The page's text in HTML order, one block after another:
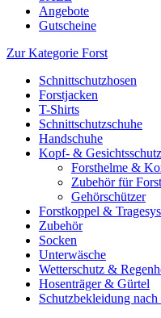
Angebote
Gutscheine
Zur Kategorie Forst
Schnittschutzhosen
Forstjacken
T-Shirts
Schnittschutzschuhe
Handschuhe
Kopf- & Gesichtsschutz
Forsthelme &
Zubehör für
Gehörschützer
Forstkoppel &
Zubehör
Socken
Unterwäsche
Wetterschutz &
Hosenträger & Gürtel
Schutzbekleidung